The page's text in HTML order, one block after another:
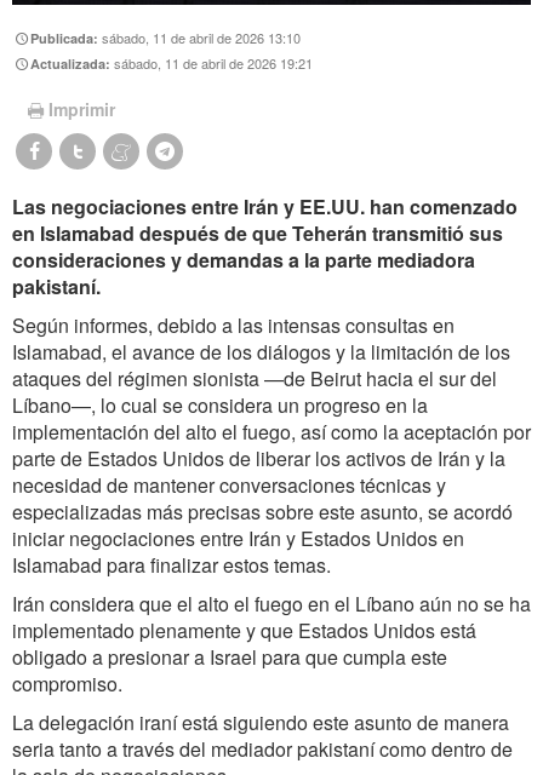
Publicada:sábado, 11 de abril de 2026 13:10
Actualizada:sábado, 11 de abril de 2026 19:21
Imprimir
Las negociaciones entre Irán y EE.UU. han comenzado
en Islamabad después de que Teherán transmitió sus
consideraciones y demandas a la parte mediadora
pakistaní.
Según informes, debido a las intensas consultas en
Islamabad, el avance de los diálogos y la limitación de los
ataques del régimen sionista —de Beirut hacia el sur del
Líbano—, lo cual se considera un progreso en la
implementación del alto el fuego, así como la aceptación por
parte de Estados Unidos de liberar los activos de Irán y la
necesidad de mantener conversaciones técnicas y
especializadas más precisas sobre este asunto, se acordó
iniciar negociaciones entre Irán y Estados Unidos en
Islamabad para finalizar estos temas.
Irán considera que el alto el fuego en el Líbano aún no se ha
implementado plenamente y que Estados Unidos está
obligado a presionar a Israel para que cumpla este
compromiso.
La delegación iraní está siguiendo este asunto de manera
seria tanto a través del mediador pakistaní como dentro de